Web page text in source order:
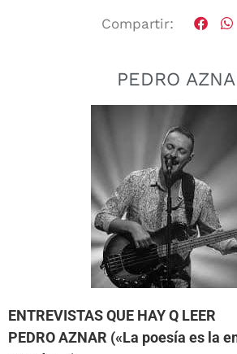
Compartir:
PEDRO
ENTREVISTAS QUE HAY Q LEER
PEDRO AZNAR («La poesía es la